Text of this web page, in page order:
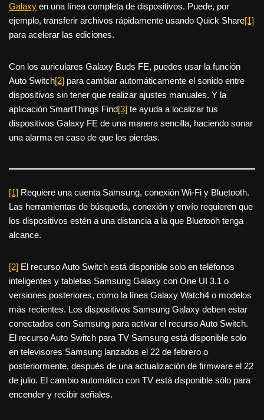
Galaxy en una línea completa de dispositivos. Puede, por
ejemplo, transferir archivos rápidamente usando Quick Share[1]
para acelerar las ediciones.
Con los auriculares Galaxy Buds FE, puedes usar la función
Auto Switch[2] para cambiar automáticamente el sonido entre
dispositivos sin tener que realizar ajustes manuales. Y la
aplicación SmartThings Find[3] te ayuda a localizar tus
dispositivos Galaxy FE de una manera sencilla, haciendo sonar
una alarma en caso de que los pierdas.
[1] Requiere una cuenta Samsung, conexión Wi-Fi y Bluetooth.
Las herramientas de búsqueda, conexión y envío requieren que
los dispositivos estén a una distancia a la que Bluetooh tenga
alcance.
[2] El recurso Auto Switch está disponible solo en teléfonos
inteligentes y tabletas Samsung Galaxy con One UI 3.1 o
versiones posteriores, como la línea Galaxy Watch4 o modelos
más recientes. Los dispositivos Samsung Galaxy deben estar
conectados con Samsung para activar el recurso Auto Switch.
El recurso Auto Switch para TV Samsung está disponible solo
en televisores Samsung lanzados el 22 de febrero o
posteriormente, después de una actualización de firmware el 22
de julio. El cambio automático con TV está disponible sólo para
encender y recibir señales.